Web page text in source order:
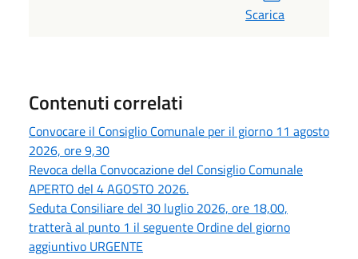
Scarica
Contenuti correlati
Convocare il Consiglio Comunale per il giorno 11 agosto
2026, ore 9,30
Revoca della Convocazione del Consiglio Comunale
APERTO del 4 AGOSTO 2026.
Seduta Consiliare del 30 luglio 2026, ore 18,00,
tratterà al punto 1 il seguente Ordine del giorno
aggiuntivo URGENTE